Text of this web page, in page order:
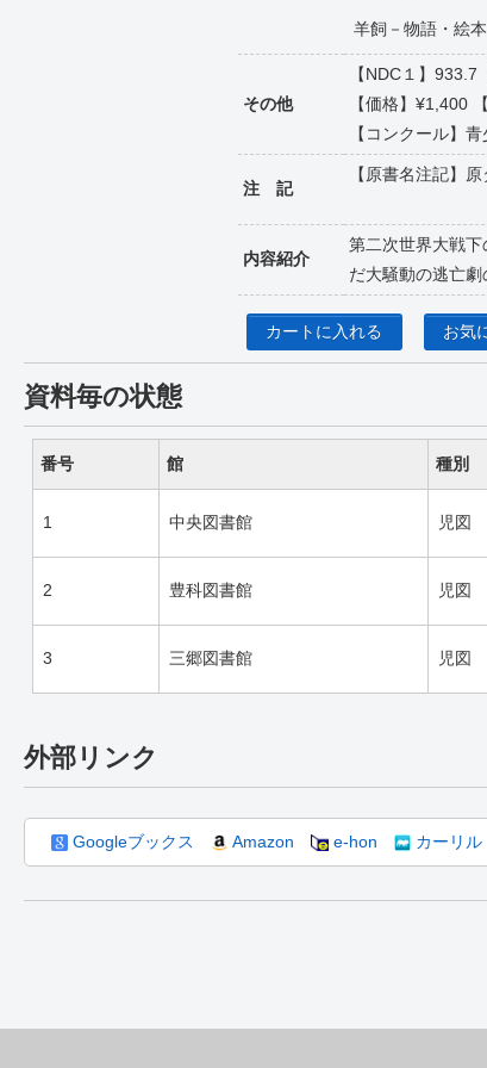
羊飼－物語・絵本
その他
【NDC１】
【価格】¥1,400
【コンクール】
注 記
【原書名注記】
内容紹介
第二次世界大戦
だ大騒動の逃亡劇
カートに入れる お気
資料毎の状態
番号 館 種別
1 中央図書館 児図
2 豊科図書館 児図
3 三郷図書館 児図
外部リンク
Googleブックス Amazon e-hon カーリル